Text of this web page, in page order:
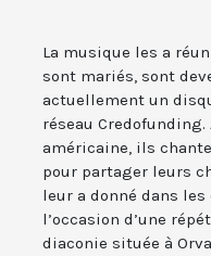
La musique les a
sont mariés, sont
actuellement un
réseau
américaine, ils
pour partager leurs
leur a donné dans
l’occasion d’une
diaconie située à